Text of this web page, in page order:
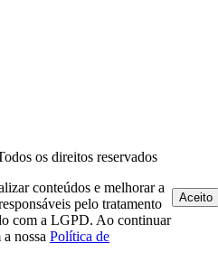
os direitos reservados
conteúdos e melhorar a
pelo tratamento
com a LGPD. Ao continuar
nossa Política de
Aceito